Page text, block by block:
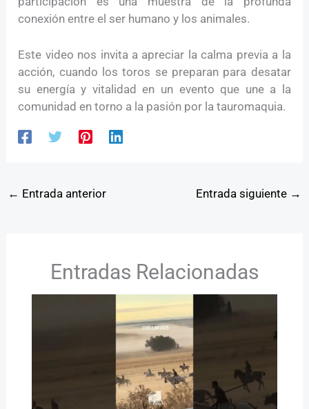
conexión entre el ser humano y los animales.
Este video nos invita a apreciar la calma previa a la
acción, cuando los toros se preparan para desatar
su energía y vitalidad en un evento que une a la
comunidad en torno a la pasión por la tauromaquia.
← Entrada anterior Entrada siguiente →
Entradas Relacionadas